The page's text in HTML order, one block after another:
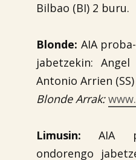
Bilbao (BI) 2 buru.
Blonde: AIA
jabetzekin:
Antonio Arrien
Blonde Arrak:
Limusin: AIA
ondorengo